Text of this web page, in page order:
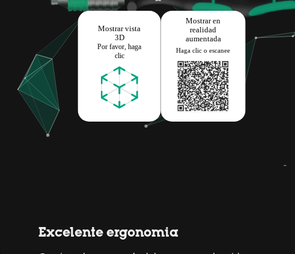
Excelente ergonomia